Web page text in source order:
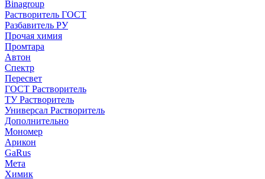
Binagroup
Растворитель ГОСТ
Разбавитель РУ
Прочая химия
Промтара
Автон
Спектр
Пересвет
ГОСТ Растворитель
ТУ Растворитель
Универсал Растворитель
Дополнительно
Мономер
Арикон
GaRus
Мета
Химик